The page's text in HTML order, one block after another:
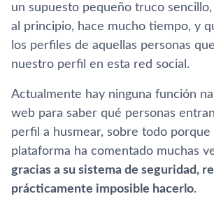
un supuesto pequeño truco
al principio, hace mucho tiempo, y
los perfiles de aquellas personas
nuestro perfil en esta red social.
Actualmente hay ninguna función
web para saber qué personas
perfil a husmear, sobre todo porque
plataforma ha comentado muchas
gracias a su sistema de seguridad,
prácticamente imposible hacerlo.